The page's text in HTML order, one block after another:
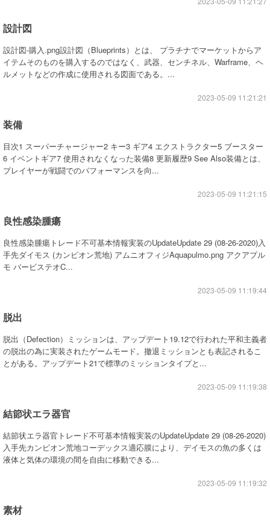
設計図
設計図-購入.png設計図（Blueprints）とは、 プラチナでマーケットからア
イテムそのものを購入するのではなく、武器、センチネル、Warframe、ヘ
ルメットなどの作成に使用される図面である。...
2023-05-09 11:21:21
装備
目次1 スーパーチャージャー2 キー3 ギア4 エクストラクター5 ブースター
6 イベントギア7 使用されなくなった装備8 更新履歴9 See Also装備とは、
プレイヤーが戦闘でのパフォーマンスを向...
2023-05-09 11:21:15
良性感染腫瘍
良性感染腫瘍トレード不可基本情報実装のUpdateUpdate 29 (08-26-2020)入
手先ダイモス (カンビオン荒地) アムニオフィジAquapulmo.png アクアプル
モ バービステオC...
2023-05-09 11:19:44
脱出
脱出（Defection）ミッションは、アップデート19.12で行われた平和主義者
の脱出の為に実装されたゲームモード。撤退ミッションとも表記されるこ
とがある。アップデート21で標準のミッションタイプと...
2023-05-09 11:19:38
結節状エラ器官
結節状エラ器官トレード不可基本情報実装のUpdateUpdate 29 (08-26-2020)
入手先カンビオン荒地コーデックス適応膜により、デイモスの魚の多くは
液体と気体の環境の間を自由に移動できる...
2023-05-09 11:19:32
素材